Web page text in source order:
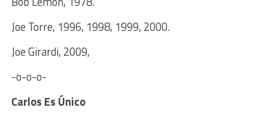
Joe Torre, 1996, 1998, 1999, 2000.
Joe Girardi, 2009,
-o-o-o-
Carlos Es Único